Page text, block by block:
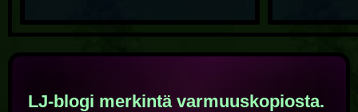
LJ-blogi merkintä varmuuskopiosta.